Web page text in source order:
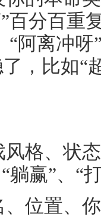
百分百重
“阿离冲
，比如“
格、状
躺赢”、“
位置、